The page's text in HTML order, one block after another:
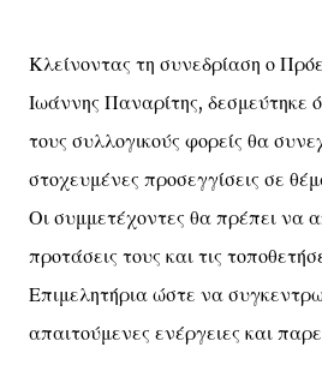
Κλείνοντας τη συνεδρίαση ο
Ιωάννης Παναρίτης, δεσμεύτηκε
τους συλλογικούς φορείς θα
στοχευμένες προσεγγίσεις σε
Οι συμμετέχοντες θα πρέπει να
προτάσεις τους και τις
Επιμελητήρια ώστε να
απαιτούμενες ενέργειες και